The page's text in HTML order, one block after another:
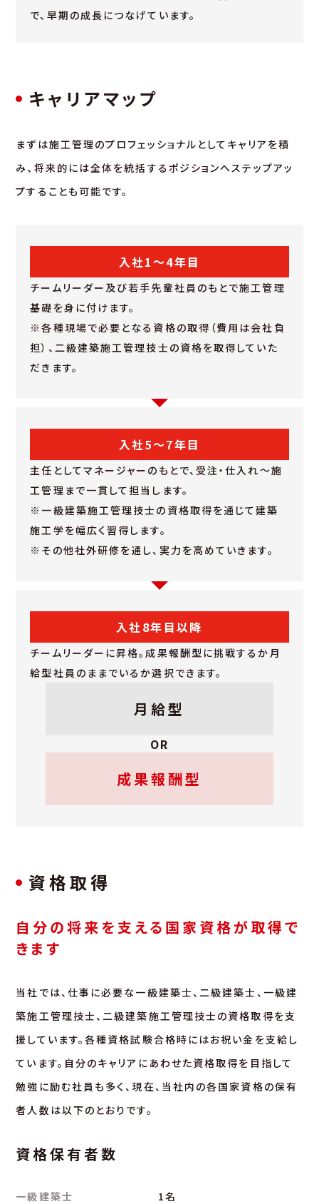
で、早期の成長につなげています。
キャリアマップ
まずは施工管理のプロフェッショナルとしてキャリアを積
み、将来的には全体を統括するポジションへステップアッ
プすることも可能です。
入社1～4年目
チームリーダー及び若手先輩社員のもとで施工管理
基礎を身に付けます。
※各種現場で必要となる資格の取得（費用は会社負
担）、二級建築施工管理技士の資格を取得していた
だきます。
入社5～7年目
主任としてマネージャーのもとで、受注・仕入れ～施
工管理まで一貫して担当します。
※一級建築施工管理技士の資格取得を通じて建築
施工学を幅広く習得します。
※その他社外研修を通し、実力を高めていきます。
入社8年目以降
チームリーダーに昇格。成果報酬型に挑戦するか月
給型社員のままでいるか選択できます。
月給型
OR
成果報酬型
資格取得
自分の将来を支える国家資格が取得で
きます
当社では、仕事に必要な一級建築士、二級建築士、一級建
築施工管理技士、二級建築施工管理技士の資格取得を支
援しています。各種資格試験合格時にはお祝い金を支給し
ています。自分のキャリアにあわせた資格取得を目指して
勉強に励む社員も多く、現在、当社内の各国家資格の保有
者人数は以下のとおりです。
資格保有者数
一級建築士 1名